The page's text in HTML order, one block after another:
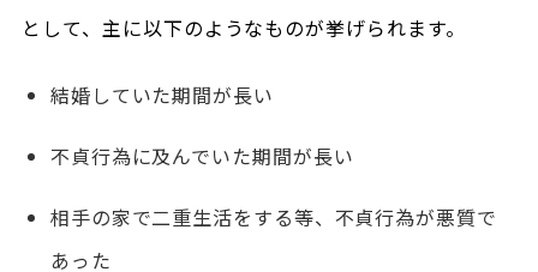
として、主に以下のようなものが挙げられます。
結婚していた期間が長い
不貞行為に及んでいた期間が長い
相手の家で二重生活をする等、不貞行為が悪質で
あった